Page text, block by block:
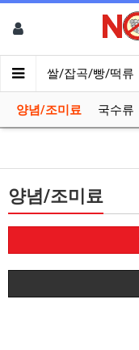
류 쌀/잡곡/빵/떡류
양념/조미료 국수류
양념/조미료